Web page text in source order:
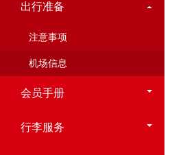
出行准备
注意事项
机场信息
会员手册
行李服务